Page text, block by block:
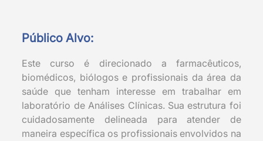
Público Alvo:
Este curso é direcionado a farmacêuticos,
biomédicos, biólogos e profissionais da área da
saúde que tenham interesse em trabalhar em
laboratório de Análises Clínicas. Sua estrutura foi
cuidadosamente delineada para atender de
maneira específica os profissionais envolvidos na